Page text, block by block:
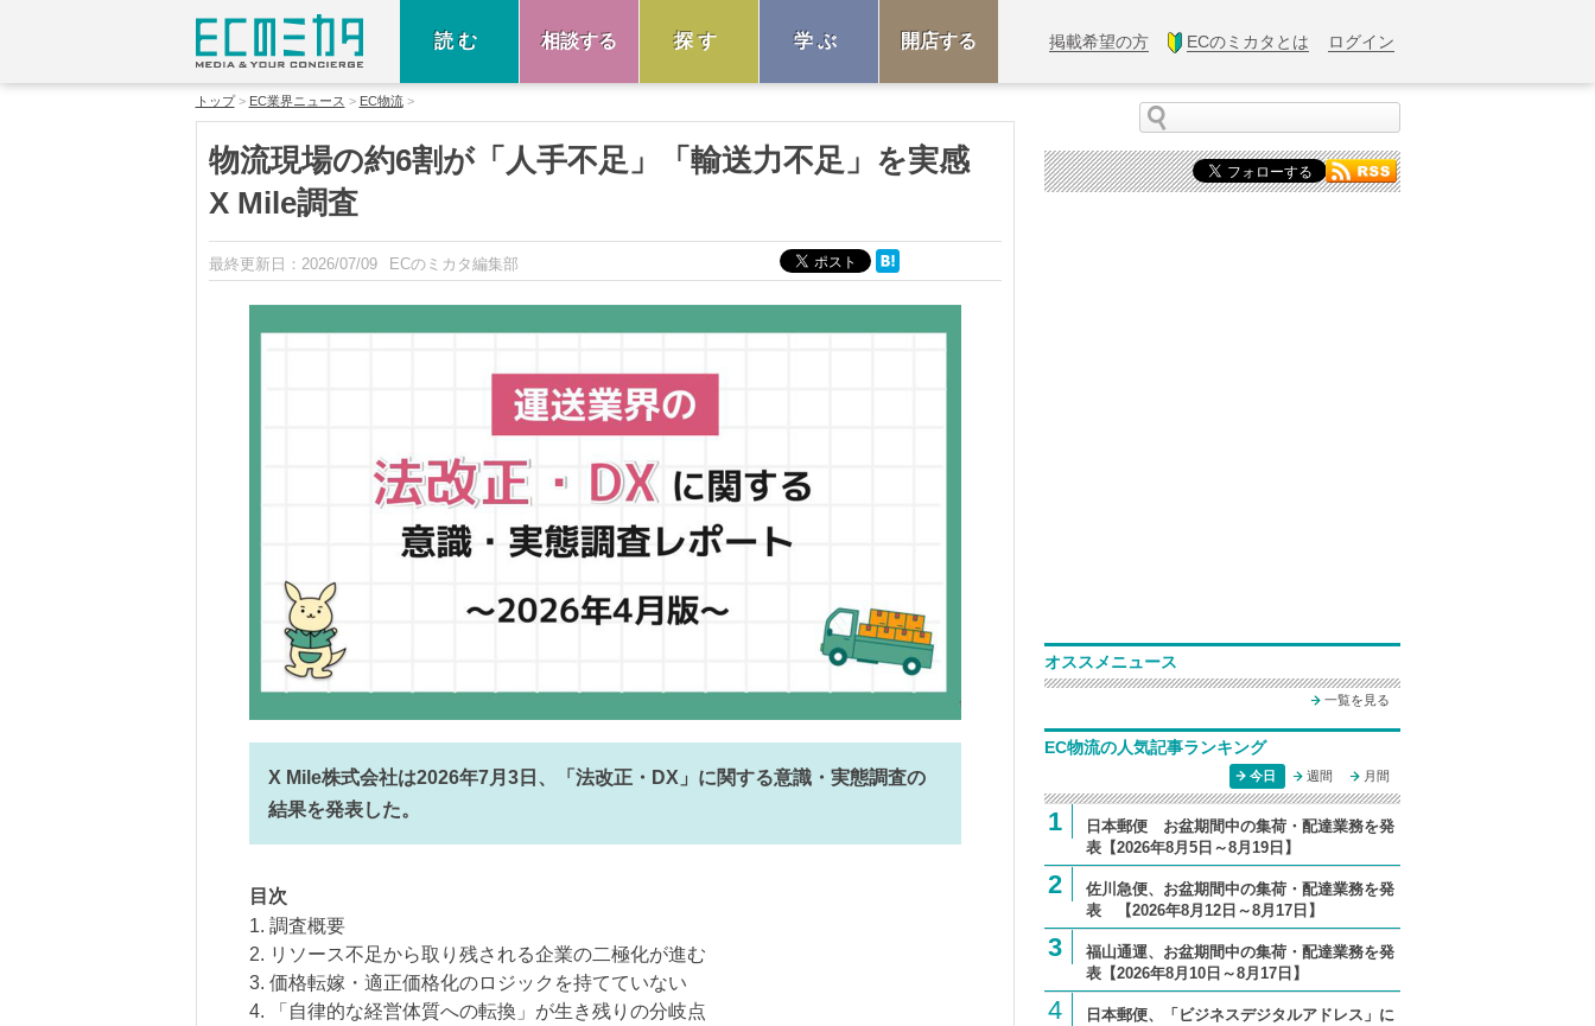
読む 相談する 探す 学ぶ 開店する 掲載希望の方 ECのミカタとは ログイン
トップ EC業界ニュース EC物流
物流現場の約6割が「人手不足」「輸送力不足」を実感
X Mile調査
最終更新日： 2026/07/09 ECのミカタ編集部
X Mile株式会社は2026年7月3日、「法改正・DX」に関する意識・実態調査の
結果を発表した。
目次
1. 調査概要
2. リソース不足から取り残される企業の二極化が進む
3. 価格転嫁・適正価格化のロジックを持てていない
4. 「自律的な経営体質への転換」が生き残りの分岐点
オススメニュース
一覧を見る
EC物流の人気記事ランキング
今日 週間 月間
1
日本郵便 お盆期間中の集荷・配達業務を発
表【2026年8月5日～8月19日】
2
佐川急便、お盆期間中の集荷・配達業務を発
表 【2026年8月12日～8月17日】
3
福山通運、お盆期間中の集荷・配達業務を発
表【2026年8月10日～8月17日】
4
日本郵便、「ビジネスデジタルアドレス」に